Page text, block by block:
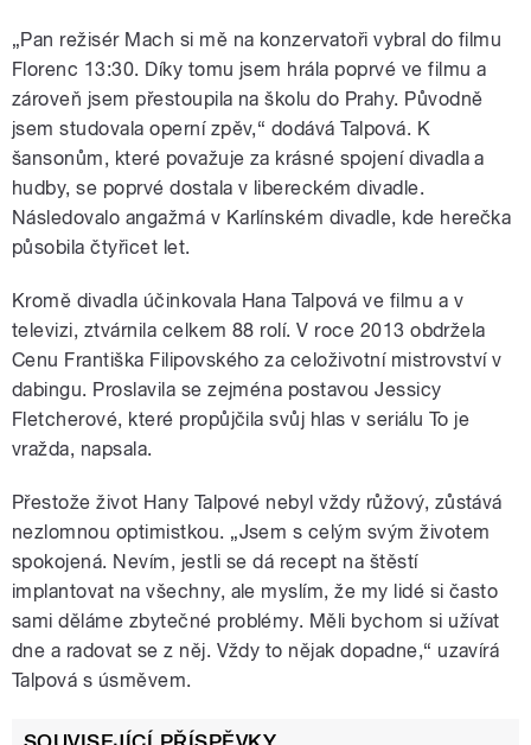
„Pan režisér Mach si mě na konzervatoři vybral do filmu
Florenc 13:30. Díky tomu jsem hrála poprvé ve filmu a
zároveň jsem přestoupila na školu do Prahy. Původně
jsem studovala operní zpěv,“ dodává Talpová. K
šansonům, které považuje za krásné spojení divadla a
hudby, se poprvé dostala v libereckém divadle.
Následovalo angažmá v Karlínském divadle, kde herečka
působila čtyřicet let.
Kromě divadla účinkovala Hana Talpová ve filmu a v
televizi, ztvárnila celkem 88 rolí. V roce 2013 obdržela
Cenu Františka Filipovského za celoživotní mistrovství v
dabingu. Proslavila se zejména postavou Jessicy
Fletcherové, které propůjčila svůj hlas v seriálu To je
vražda, napsala.
Přestože život Hany Talpové nebyl vždy růžový, zůstává
nezlomnou optimistkou. „Jsem s celým svým životem
spokojená. Nevím, jestli se dá recept na štěstí
implantovat na všechny, ale myslím, že my lidé si často
sami děláme zbytečné problémy. Měli bychom si užívat
dne a radovat se z něj. Vždy to nějak dopadne,“ uzavírá
Talpová s úsměvem.